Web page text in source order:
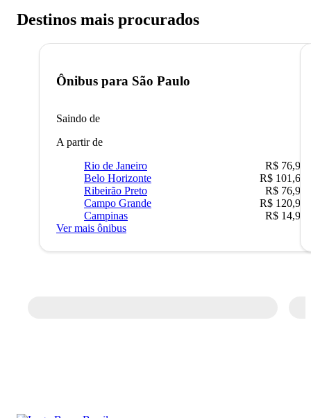
Destinos mais procurados
Ônibus para São Paulo
Saindo de
A partir de
Rio de Janeiro
R$ 76,90
Belo Horizonte
R$ 101,67
Ribeirão Preto
R$ 76,90
Campo Grande
R$ 120,90
Campinas
R$ 14,90
Ver mais ônibus